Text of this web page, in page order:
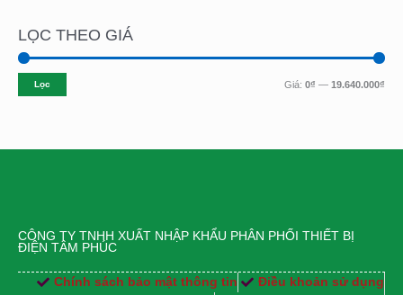
LỌC THEO GIÁ
Lọc Giá: 0₫ — 19.640.000₫
CÔNG TY TNHH XUẤT NHẬP KHẨU PHÂN PHỐI THIẾT BỊ
ĐIỆN TÂM PHÚC
Chính sách bảo mật thông tin
Điều khoản sử dụng